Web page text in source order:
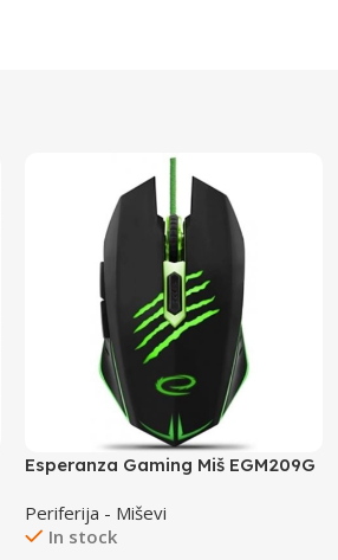
Esperanza Gaming Miš EGM209G
Periferija - Miševi
In stock